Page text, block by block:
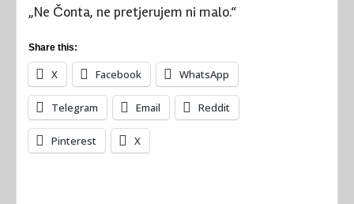
„Ne Čonta, ne pretjerujem ni malo.“
Share this:
X Facebook WhatsApp
Telegram Email Reddit
Pinterest X